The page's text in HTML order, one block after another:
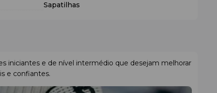
Sapatilhas
iniciantes e de nível intermédio que desejam melhorar
e confiantes.